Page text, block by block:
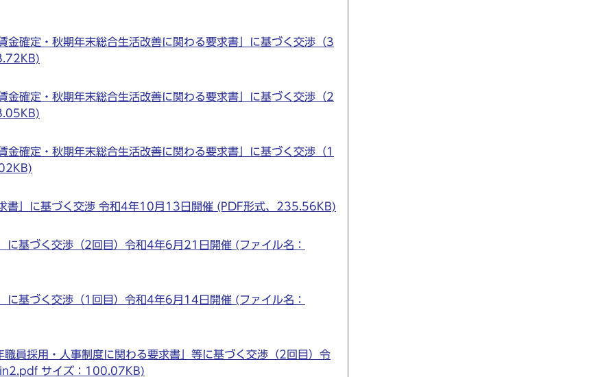
確定・秋期年末総合生活改善に関わる要求書」に基づく交渉（3
確定・秋期年末総合生活改善に関わる要求書」に基づく交渉（2
確定・秋期年末総合生活改善に関わる要求書」に基づく交渉（1
書」に基づく交渉 令和4年10月13日開催 (PDF形式、235.56KB)
に基づく交渉（2回目）令和4年6月21日開催 (ファイル名：
に基づく交渉（1回目）令和4年6月14日開催 (ファイル名：
員採用・人事制度に関わる要求書」等に基づく交渉（2回目）令
サイズ：100.07KB)